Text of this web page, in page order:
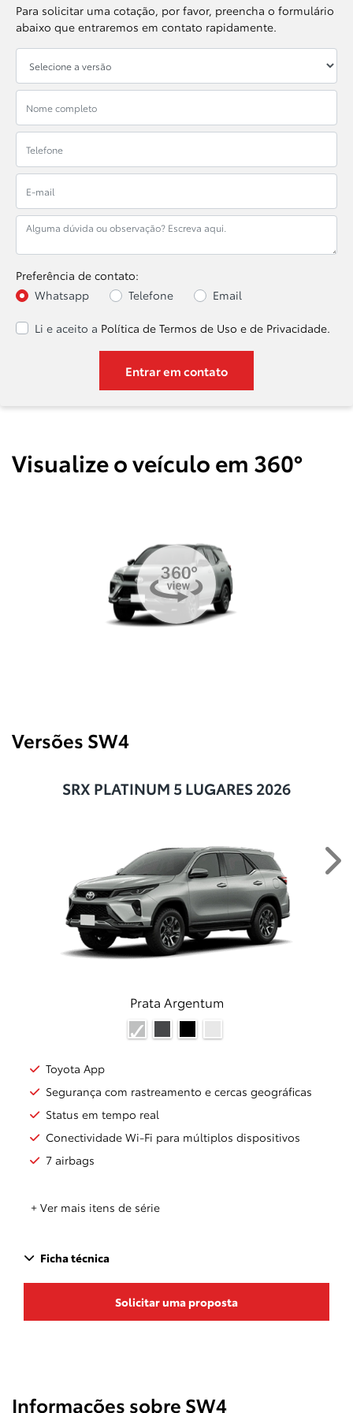
Para solicitar uma cotação, por favor, preencha o formulário
abaixo que entraremos em contato rapidamente.
Preferência de contato:
Whatsapp
Telefone Email
Li e aceito a Política de Termos de Uso e de Privacidade.
Entrar em contato
Visualize o veículo em 360°
Versões SW4
SRX PLATINUM 5 LUGARES 2026
Prata Argentum
Toyota App
Segurança com rastreamento e cercas geográficas
Status em tempo real
Conectividade Wi-Fi para múltiplos dispositivos
7 airbags
+ Ver mais itens de série
Ficha técnica
Solicitar uma proposta
Informações sobre SW4